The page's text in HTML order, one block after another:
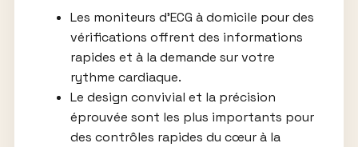
Les moniteurs d’ECG à domicile pour des
vérifications offrent des informations
rapides et à la demande sur votre
rythme cardiaque.
Le design convivial et la précision
éprouvée sont les plus importants pour
des contrôles rapides du cœur à la